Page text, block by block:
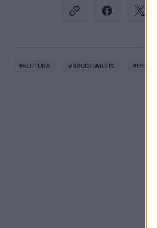
#KULTÚRA #BRUCE WILLIS #HELL